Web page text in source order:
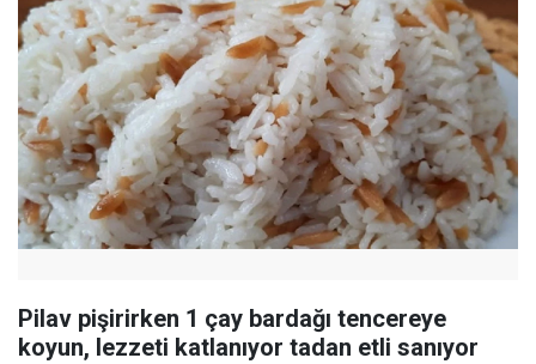
Pilav pişirirken 1 çay bardağı tencereye
koyun, lezzeti katlanıyor tadan etli sanıyor